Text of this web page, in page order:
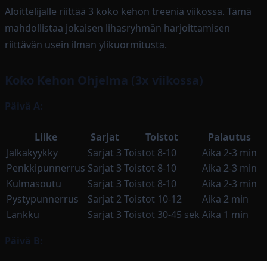
Aloittelijalle riittää 3 koko kehon treeniä viikossa. Tämä
mahdollistaa jokaisen lihasryhmän harjoittamisen
riittävän usein ilman ylikuormitusta.
Koko Kehon Ohjelma (3x viikossa)
Päivä A:
Liike Sarjat Toistot
Palautus
Jalkakyykky
Sarjat 3 Toistot 8-10
Aika 2-3 min
Penkkipunnerrus Sarjat 3 Toistot 8-10
Aika 2-3 min
Kulmasoutu
Sarjat 3 Toistot 8-10
Aika 2-3 min
Pystypunnerrus
Sarjat 2 Toistot 10-12
Aika 2 min
Lankku
Sarjat 3 Toistot 30-45 sek Aika 1 min
Päivä B: